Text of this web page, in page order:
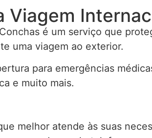
Viagem
é um serviço que
uma viagem ao exterior.
para emergências
e muito mais.
melhor atende às suas